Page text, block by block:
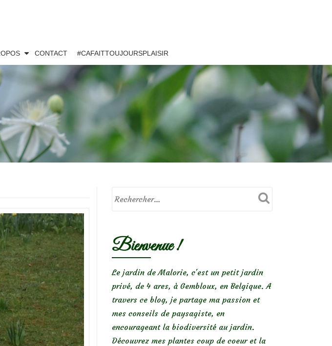
CONTACT #CAFAITTOUJOURSPLAISIR
Bienvenue !
Le jardin de Malorie, c'est un petit jardin
privé, de 4 ares, à Gembloux, en Belgique. A
travers ce blog, je partage ma passion et
mes conseils de paysagiste, en
encourageant la biodiversité au jardin.
Découvrez mes plantes coup de coeur et la